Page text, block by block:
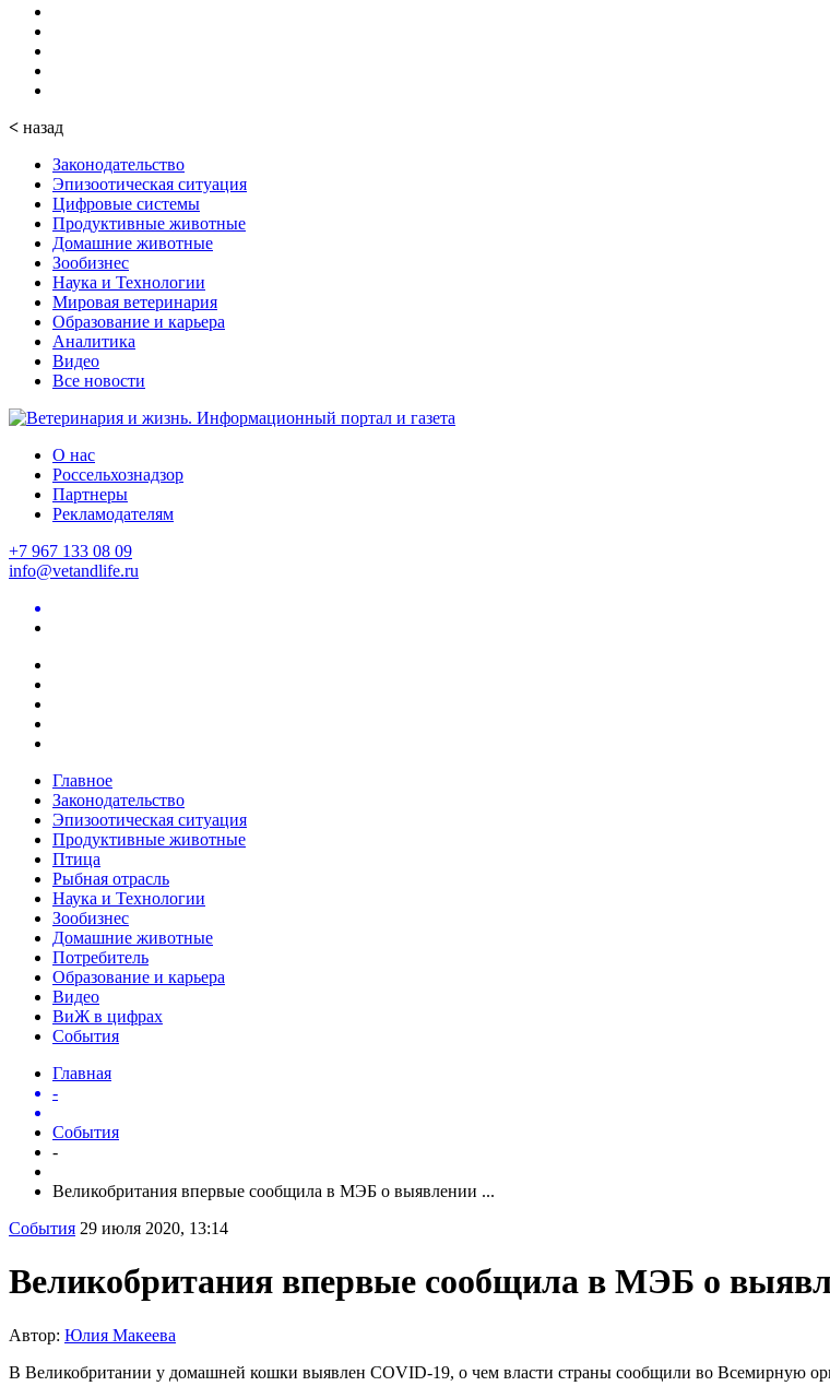
< назад
Законодательство
Эпизоотическая ситуация
Цифровые системы
Продуктивные животные
Домашние животные
Зообизнес
Наука и Технологии
Мировая ветеринария
Образование и карьера
Аналитика
Видео
Все новости
О нас
Россельхознадзор
Партнеры
Рекламодателям
+7 967 133 08 09
info@vetandlife.ru
Главное
Законодательство
Эпизоотическая ситуация
Продуктивные животные
Птица
Рыбная отрасль
Наука и Технологии
Зообизнес
Домашние животные
Потребитель
Образование и карьера
Видео
ВиЖ в цифрах
События
Главная
-
События
-
Великобритания впервые сообщила в МЭБ о выявлении ...
События 29 июля 2020, 13:14
Великобритания впервые сообщила в МЭБ о
Автор: Юлия Макеева
В Великобритании у домашней кошки выявлен COVID-19, о чем власти страны сообщили во Всемирную